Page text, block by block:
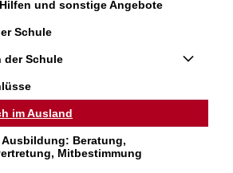
und sonstige Angebote
Schule
der Schule
im Ausland
Beratung,
Mitbestimmung